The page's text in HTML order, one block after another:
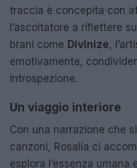
traccia è concepita con
l’ascoltatore a riflettere
brani come Divinize,
emotivamente,
introspezione.
Un viaggio interiore
Con una narrazione che
canzoni, Rosalía ci
esplora l’essenza umana